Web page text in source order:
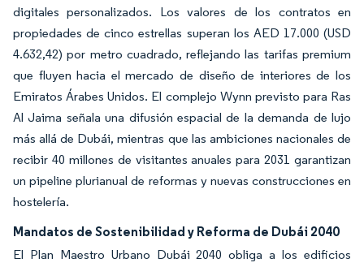
digitales personalizados. Los valores de los contratos en
propiedades de cinco estrellas superan los AED 17.000 (USD
4.632,42) por metro cuadrado, reflejando las tarifas premium
que fluyen hacia el mercado de diseño de interiores de los
Emiratos Árabes Unidos. El complejo Wynn previsto para Ras
Al Jaima señala una difusión espacial de la demanda de lujo
más allá de Dubái, mientras que las ambiciones nacionales de
recibir 40 millones de visitantes anuales para 2031 garantizan
un pipeline plurianual de reformas y nuevas construcciones en
hostelería.
Mandatos de Sostenibilidad y Reforma de Dubái 2040
El Plan Maestro Urbano Dubái 2040 obliga a los edificios